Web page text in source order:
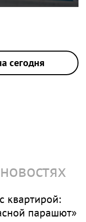
сегодня
квартирой:
парашют»